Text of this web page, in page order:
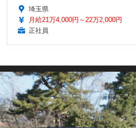
埼玉県
月給21万4,000円～22万2,000円
正社員